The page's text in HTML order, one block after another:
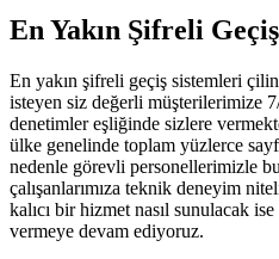
En Yakın Şifreli
En yakın şifreli geçiş sistemleri
isteyen siz değerli müşterilerimize
denetimler eşliğinde sizlere
ülke genelinde toplam yüzlerce
nedenle görevli personellerimizle
çalışanlarımıza teknik deneyim
kalıcı bir hizmet nasıl sunulacak
vermeye devam ediyoruz.